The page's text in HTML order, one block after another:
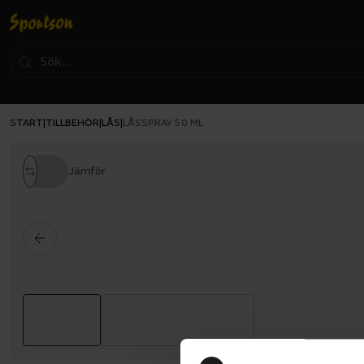
START TILLBEHÖR LÅS LÅSSPRAY 50 ML
Jämför